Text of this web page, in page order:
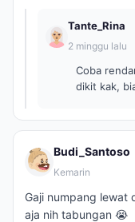
Tante_Rina
2 minggu lalu
Coba
dikit kak,
Budi_Santoso
Kemarin
Gaji numpang lewat
aja nih tabungan 😭